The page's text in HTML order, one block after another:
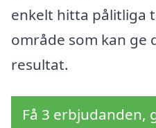
enkelt hitta pålitliga
område som kan ge
resultat.
Få 3 erbjudanden,